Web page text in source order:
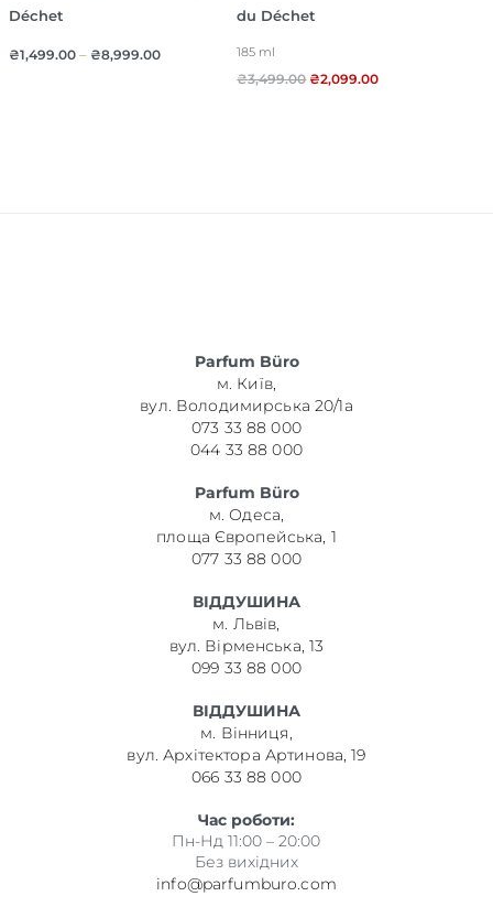
Déchet
₴1,499.00– ₴8,999.00
du Déchet
185 ml
₴3,499.00 ₴2,099.00
Parfum Büro
м. Київ,
вул. Володимирська 20/1а
073 33 88 000
044 33 88 000
Parfum Büro
м. Одеса,
площа Європейська, 1
077 33 88 000
ВІДДУШИНА
м. Львів,
вул. Вірменська, 13
099 33 88 000
ВІДДУШИНА
м. Вінниця,
вул. Архітектора Артинова, 19
066 33 88 000
Час роботи:
Пн-Нд 11:00 – 20:00
Без вихідних
info@parfumburo.com